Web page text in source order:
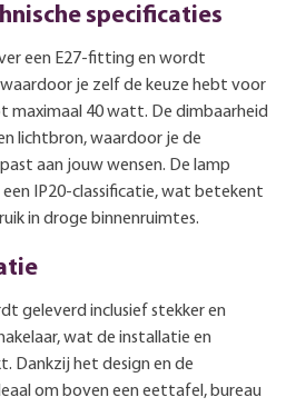
specificaties
een E27-fitting en wordt
je zelf de keuze hebt voor
maximaal 40 watt. De dimbaarheid
lichtbron, waardoor je de
aan jouw wensen. De lamp
IP20-classificatie, wat betekent
in droge binnenruimtes.
geleverd inclusief stekker en
wat de installatie en
Dankzij het design en de
om boven een eettafel, bureau